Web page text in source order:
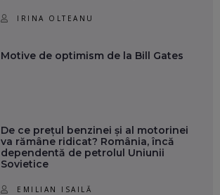
IRINA OLTEANU
Motive de optimism de la Bill Gates
De ce prețul benzinei și al motorinei
va rămâne ridicat? România, încă
dependentă de petrolul Uniunii
Sovietice
EMILIAN ISAILĂ